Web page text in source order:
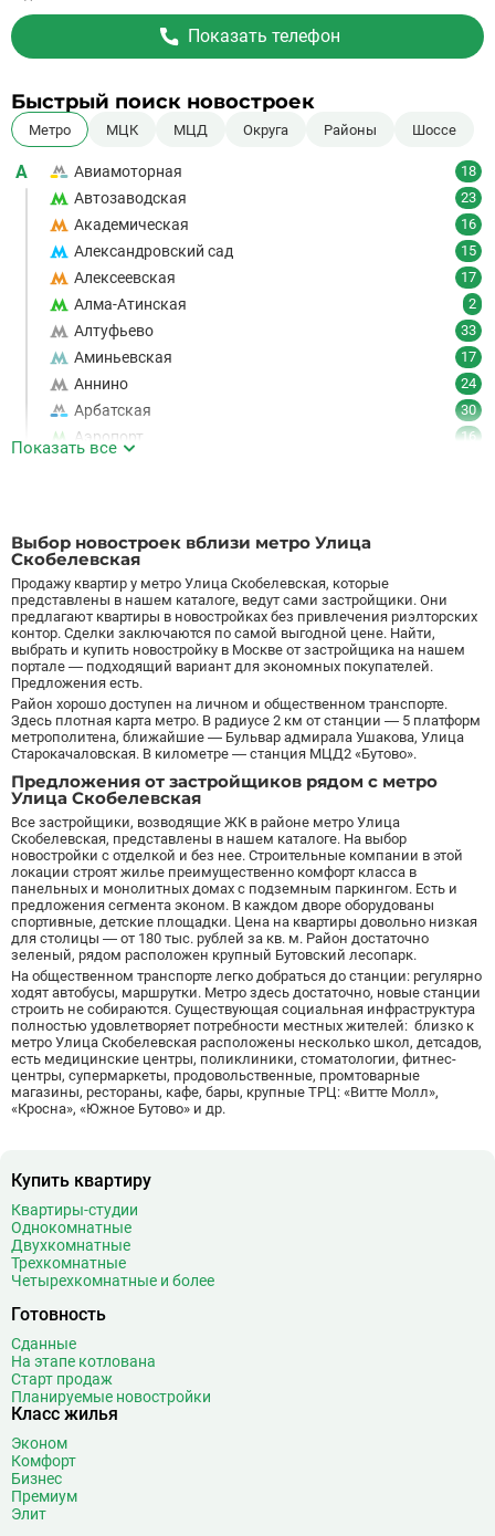
Показать телефон
Быстрый поиск новостроек
Метро МЦК МЦД Округа Районы Шоссе
А Авиамоторная 18
Автозаводская 23
Академическая 16
Александровский сад 15
Алексеевская 17
Алма-Атинская 2
Алтуфьево 33
Аминьевская 17
Аннино 24
Арбатская 30
Аэропорт 16
Баррикадная
Бауманская
Беговая
Беломорская
Белорусская 23
Беляево
Бибирево
Библиотека имени Ленина 14
Борисово
Боровицкая
Боровское шоссе
Ботанический сад
Братиславская
Бульвар Адмирала Ушакова 5
Бульвар Дмитрия Донского
Бульвар Рокоссовского 22
Бунинская аллея 15
Бутырская 13
В Вавиловская
Варшавская
Владыкино
Войковская
Волгоградский проспект
Волжская
Волоколамская
Воробьёвы горы
Воронцовская
Выставочная
Г Генерала Тюленева
Показать все
Выбор новостроек вблизи метро Улица
Скобелевская
Продажу квартир у метро Улица Скобелевская, которые
представлены в нашем каталоге, ведут сами застройщики. Они
предлагают квартиры в новостройках без привлечения риэлторских
контор. Сделки заключаются по самой выгодной цене. Найти,
выбрать и купить новостройку в Москве от застройщика на нашем
портале — подходящий вариант для экономных покупателей.
Предложения есть.
Район хорошо доступен на личном и общественном транспорте.
Здесь плотная карта метро. В радиусе 2 км от станции — 5 платформ
метрополитена, ближайшие — Бульвар адмирала Ушакова, Улица
Старокачаловская. В километре — станция МЦД2 «Бутово».
Предложения от застройщиков рядом с метро
Улица Скобелевская
Все застройщики, возводящие ЖК в районе метро Улица
Скобелевская, представлены в нашем каталоге. На выбор
новостройки с отделкой и без нее. Строительные компании в этой
локации строят жилье преимущественно комфорт класса в
панельных и монолитных домах с подземным паркингом. Есть и
предложения сегмента эконом. В каждом дворе оборудованы
спортивные, детские площадки. Цена на квартиры довольно низкая
для столицы — от 180 тыс. рублей за кв. м. Район достаточно
зеленый, рядом расположен крупный Бутовский лесопарк.
На общественном транспорте легко добраться до станции: регулярно
ходят автобусы, маршрутки. Метро здесь достаточно, новые станции
строить не собираются. Существующая социальная инфраструктура
полностью удовлетворяет потребности местных жителей: близко к
метро Улица Скобелевская расположены несколько школ, детсадов,
есть медицинские центры, поликлиники, стоматологии, фитнес-
центры, супермаркеты, продовольственные, промтоварные
магазины, рестораны, кафе, бары, крупные ТРЦ: «Витте Молл»,
«Кросна», «Южное Бутово» и др.
Купить квартиру
Квартиры-студии
Однокомнатные
Двухкомнатные
Трехкомнатные
Четырехкомнатные и более
Готовность
Сданные
На этапе котлована
Старт продаж
Планируемые новостройки
Класс жилья
Эконом
Комфорт
Бизнес
Премиум
Элит